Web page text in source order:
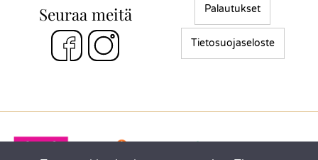
Seuraa meitä Palautukset
Tietosuojaseloste